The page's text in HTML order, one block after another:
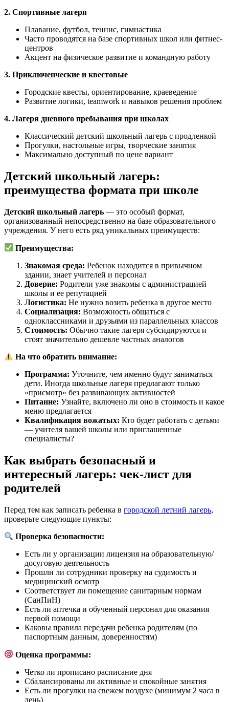
2. Спортивные лагеря
Плавание, футбол, теннис, гимнастика
Часто проводятся на базе спортивных школ или фитнес-
центров
Акцент на физическое развитие и командную работу
3. Приключенческие и квестовые
Городские квесты, ориентирование, краеведение
Развитие логики, teamwork и навыков решения проблем
4. Лагеря дневного пребывания при школах
Классический детский школьный лагерь с продленкой
Прогулки, настольные игры, творческие занятия
Максимально доступный по цене вариант
Детский школьный лагерь:
преимущества формата при школе
Детский школьный лагерь — это особый формат,
организованный непосредственно на базе образовательного
учреждения. У него есть ряд уникальных преимуществ:
Преимущества:
Знакомая среда: Ребенок находится в привычном
здании, знает учителей и персонал
Доверие: Родители уже знакомы с администрацией
школы и ее репутацией
Логистика: Не нужно возить ребенка в другое место
Социализация: Возможность общаться с
одноклассниками и друзьями из параллельных классов
Стоимость: Обычно такие лагеря субсидируются и
стоят значительно дешевле частных аналогов
На что обратить внимание:
Программа: Уточните, чем именно будут заниматься
дети. Иногда школьные лагеря предлагают только
«присмотр» без развивающих активностей
Питание: Узнайте, включено ли оно в стоимость и какое
меню предлагается
Квалификация вожатых: Кто будет работать с детьми
— учителя вашей школы или приглашенные
специалисты?
Как выбрать безопасный и
интересный лагерь: чек-лист для
родителей
Перед тем как записать ребенка в городской летний лагерь,
проверьте следующие пункты:
Проверка безопасности:
Есть ли у организации лицензия на образовательную/
досуговую деятельность
Прошли ли сотрудники проверку на судимость и
медицинский осмотр
Соответствует ли помещение санитарным нормам
(СанПиН)
Есть ли аптечка и обученный персонал для оказания
первой помощи
Каковы правила передачи ребенка родителям (по
паспортным данным, доверенностям)
Оценка программы:
Четко ли прописано расписание дня
Сбалансированы ли активные и спокойные занятия
Есть ли прогулки на свежем воздухе (минимум 2 часа в
день)